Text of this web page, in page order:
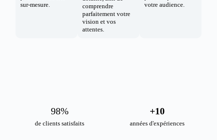
sur-mesure.
comprendre
parfaitement votre
vision et vos
attentes.
votre audience.
de clients satisfaits
98%
années d'expériences
+10